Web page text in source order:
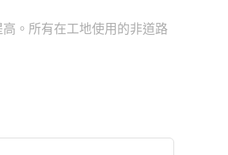
。所有在工地使用的非道路